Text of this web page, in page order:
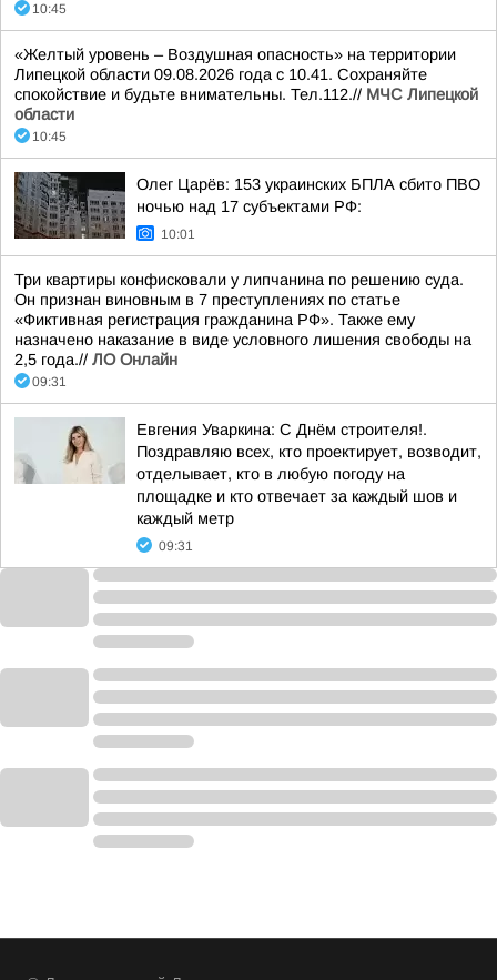
10:45
«Желтый уровень – Воздушная опасность» на территории
Липецкой области 09.08.2026 года с 10.41. Сохраняйте
спокойствие и будьте внимательны. Тел.112.// МЧС Липецкой
области
10:45
Олег Царёв: 153 украинских БПЛА сбито ПВО
ночью над 17 субъектами РФ:
10:01
Три квартиры конфисковали у липчанина по решению суда.
Он признан виновным в 7 преступлениях по статье
«Фиктивная регистрация гражданина РФ». Также ему
назначено наказание в виде условного лишения свободы на
2,5 года.// ЛО Онлайн
09:31
Евгения Уваркина: С Днём строителя!.
Поздравляю всех, кто проектирует, возводит,
отделывает, кто в любую погоду на
площадке и кто отвечает за каждый шов и
каждый метр
09:31